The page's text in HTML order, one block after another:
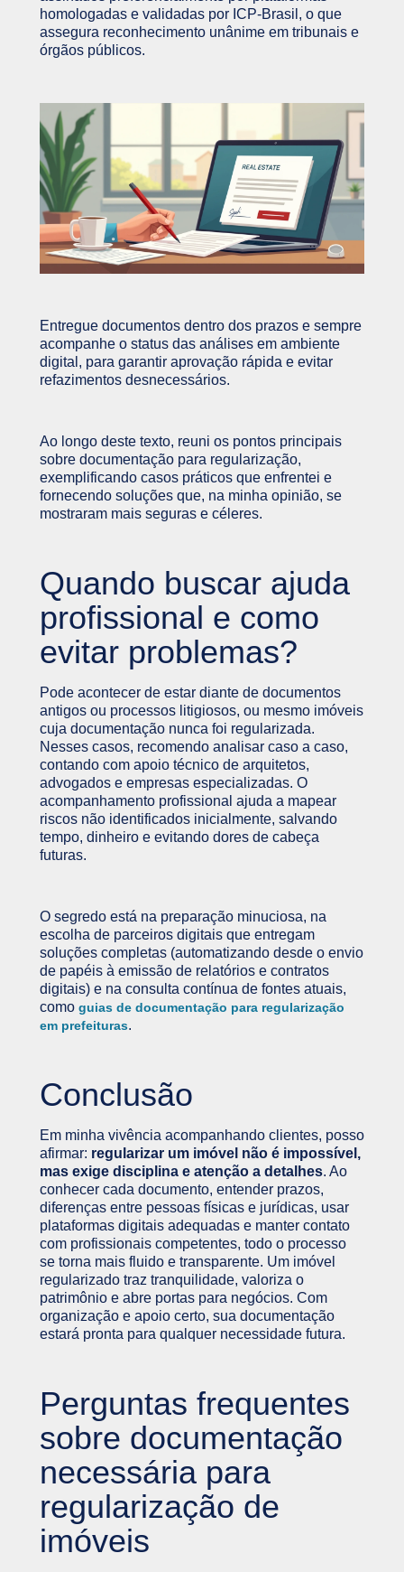
homologadas e validadas por ICP-Brasil, o que
assegura reconhecimento unânime em tribunais e
órgãos públicos.
Entregue documentos dentro dos prazos e sempre
acompanhe o status das análises em ambiente
digital, para garantir aprovação rápida e evitar
refazimentos desnecessários.
Ao longo deste texto, reuni os pontos principais
sobre documentação para regularização,
exemplificando casos práticos que enfrentei e
fornecendo soluções que, na minha opinião, se
mostraram mais seguras e céleres.
Quando buscar ajuda
profissional e como
evitar problemas?
Pode acontecer de estar diante de documentos
antigos ou processos litigiosos, ou mesmo imóveis
cuja documentação nunca foi regularizada.
Nesses casos, recomendo analisar caso a caso,
contando com apoio técnico de arquitetos,
advogados e empresas especializadas. O
acompanhamento profissional ajuda a mapear
riscos não identificados inicialmente, salvando
tempo, dinheiro e evitando dores de cabeça
futuras.
O segredo está na preparação minuciosa, na
escolha de parceiros digitais que entregam
soluções completas (automatizando desde o envio
de papéis à emissão de relatórios e contratos
digitais) e na consulta contínua de fontes atuais,
como guias de documentação para regularização
em prefeituras.
Conclusão
Em minha vivência acompanhando clientes, posso
afirmar: regularizar um imóvel não é impossível,
mas exige disciplina e atenção a detalhes. Ao
conhecer cada documento, entender prazos,
diferenças entre pessoas físicas e jurídicas, usar
plataformas digitais adequadas e manter contato
com profissionais competentes, todo o processo
se torna mais fluido e transparente. Um imóvel
regularizado traz tranquilidade, valoriza o
patrimônio e abre portas para negócios. Com
organização e apoio certo, sua documentação
estará pronta para qualquer necessidade futura.
Perguntas frequentes
sobre documentação
necessária para
regularização de
imóveis